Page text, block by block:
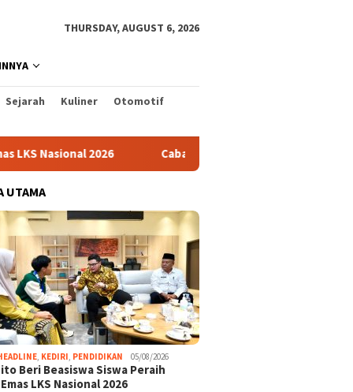
THURSDAY, AUGUST 6, 2026
Sejarah Kuliner Otomotif
2026 Cabai Jadi Fokus Pembuatan Video AKU HATINYA
UTAMA
KEDIRI PENDIDIKAN 05/08/2026
Beri Beasiswa Siswa Peraih
LKS Nasional 2026